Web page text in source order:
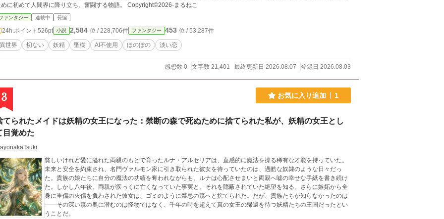
ために初めて人間界に降り立ち、奮闘する物語。 Copyright©︎2026-まるねこ
ァンタジー 連載中 長編
24h.ポイント 526pt 小説 2,584 位 / 228,706件 ファンタジー 453 位 / 53,287件
異世界 切ない 妖精 聖樹 AI不使用 ほのぼの 淡い恋
感想数 0 文字数 21,401 最終更新日 2026.08.07 登録日 2026.08.03
3 お気に入り追加 1
てられたメイドは妖精の女王になった：禁断の森で死ぬために捨てられた私が、妖精の女王とし
目覚めた
貧しいけれど愛に溢れた両親のもとで育ったルナ・アルセリアは、直感的に魔法を操る稀有な才能を持っていた。
未来と安全を約束され、名門ヴァルモン家に引き取られた彼女を待っていたのは、過酷な奴隷のような日々だっ
た。貴族の娘たちに自分の魔法の功績を奪われながらも、ルナは心配させまいと両親へ嘘の幸せな手紙を書き続け
た。しかし八年後、両親が疾っくに亡くなっていた事実と、それを隠蔽されていた絶望を知る。さらに嫉妬から全
身に重傷の火傷を負わされた彼女は、ゴミのように禁忌の森へと捨てられた。だが、貴族たちが知らなかったのは
――その深い森の奥に潜むのは怪物ではなく、千年の時を超えて真の女王の帰還を待つ妖精たちの王国だったとい
うことだ。